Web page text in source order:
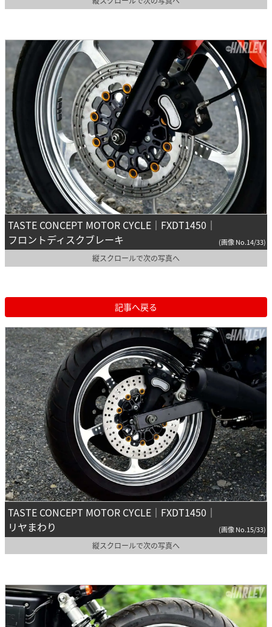
TASTE CONCEPT MOTOR CYCLE｜FXDT1450｜
フロントディスクブレーキ
(画像 No.14/33)
縦スクロールで次の写真へ
記事へ戻る
TASTE CONCEPT MOTOR CYCLE｜FXDT1450｜
リヤまわり
(画像 No.15/33)
縦スクロールで次の写真へ